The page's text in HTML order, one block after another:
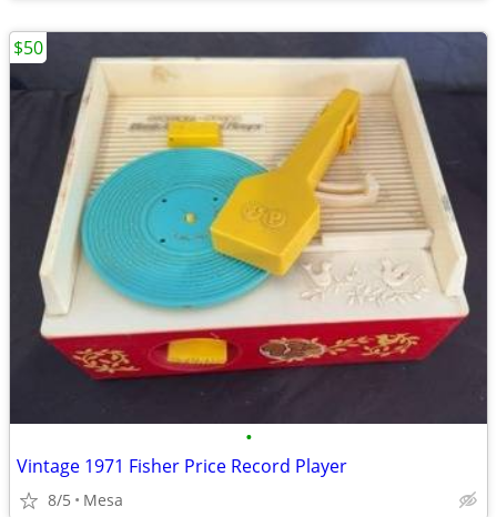
•
Vintage 1971 Fisher Price Record Player
8/5 Mesa
$50